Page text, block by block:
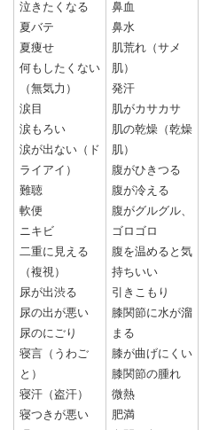
泣きたくなる
夏バテ
夏痩せ
何もしたくない
（無気力）
涙目
涙もろい
涙が出ない（ド
ライアイ）
難聴
軟便
ニキビ
二重に見える
（複視）
尿が出渋る
尿の出が悪い
尿のにごり
寝言（うわご
と）
寝汗（盗汗）
寝つきが悪い
鼻血
鼻水
肌荒れ（サメ
肌）
発汗
肌がカサカサ
肌の乾燥（乾燥
肌）
腹がひきつる
腹が冷える
腹がグルグル、
ゴロゴロ
腹を温めると気
持ちいい
引きこもり
膝関節に水が溜
まる
膝が曲げにくい
膝関節の腫れ
微熱
肥満